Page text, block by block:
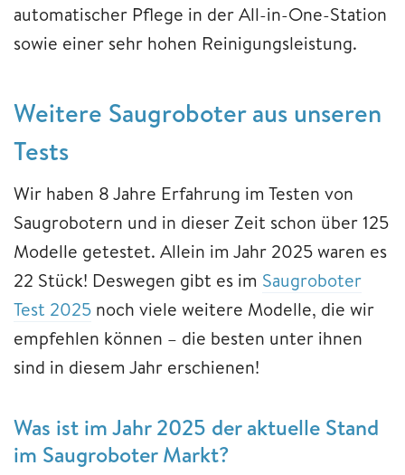
automatischer Pflege in der All-in-One-Station
sowie einer sehr hohen Reinigungsleistung.
Weitere Saugroboter aus unseren
Tests
Wir haben 8 Jahre Erfahrung im Testen von
Saugrobotern und in dieser Zeit schon über 125
Modelle getestet. Allein im Jahr 2025 waren es
22 Stück! Deswegen gibt es im Saugroboter
Test 2025 noch viele weitere Modelle, die wir
empfehlen können – die besten unter ihnen
sind in diesem Jahr erschienen!
Was ist im Jahr 2025 der aktuelle Stand
im Saugroboter Markt?